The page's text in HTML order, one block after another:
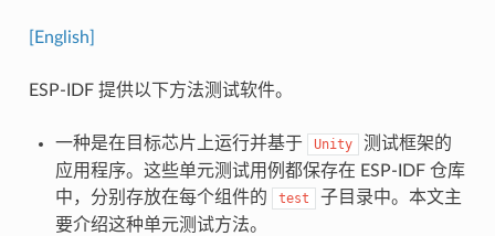
[English]
ESP-IDF 提供以下方法测试软件。
一种是在目标芯片上运行并基于 Unity
测试框架的
应用程序。这些单元测试用例都保存在 ESP-IDF 仓库
中，分别存放在每个组件的
test
子目录中。本文主
要介绍这种单元测试方法。